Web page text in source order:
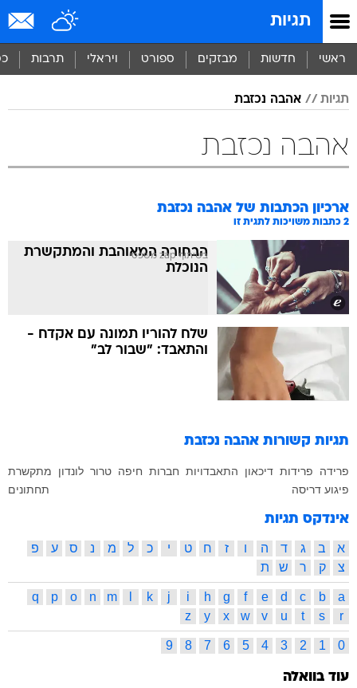
תגיות
ראשי חדשות מבזקים ספורט ויראלי תרבות
תגיות אהבה נכזבת
אהבה נכזבת
ארכיון הכתבות של אהבה נכזבת
2 כתבות משויכות לתגית זו
הבחורה המאוהבת והמתקשרת
הנוכלת
בשיתוף zap משפטי
שלח להוריו תמונה עם אקדח -
והתאבד: "שבור לב"
תגיות קשורות אהבה נכזבת
פרידה פרידות דיכאון התאבדויות חברות חיפה טרור לונדון
מתקשרת
פיגוע דריסה
תחתונים
אינדקס תגיות
א ב ג ד ה ו ז ח ט י כ ל מ נ ס ע
פ
צ
ק ר ש ת
a
b
c
d
e
f
g
h
i
j
k
m
n
o
p
q
r
s
t
u
v
w
x
y
z
0
1
2
3
4
5
6
7
8
9
עוד בוואלה